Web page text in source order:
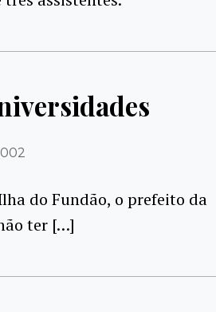
do Fundão, o prefeito da
ter […]